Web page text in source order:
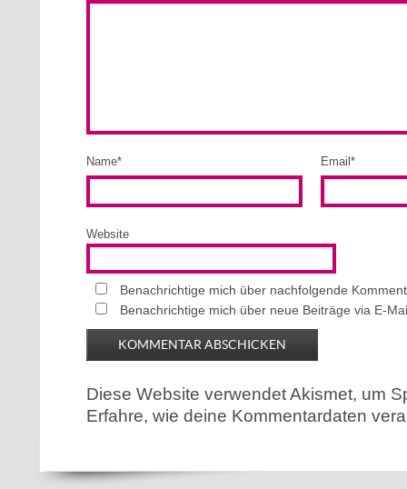
Name* Email *
Website
Benachrichtige mich über nachfolgende
Benachrichtige mich über neue Beiträge via E-
Diese Website verwendet Akismet, um
Erfahre, wie deine Kommentardaten